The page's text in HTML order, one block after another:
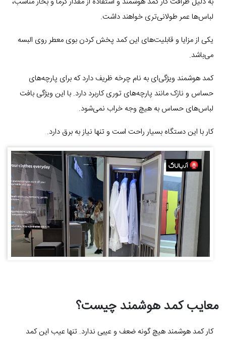
لباس‌ها عمر طولانی‌تری خواهند داشت.
یکی از مزایا و قابلیت‌های این کمد پخش کردن بوی معطر روی البسه
می‌باشد.
کمد هوشمند ویژگی‌ای به نام چرخه ظریف دارد که برای پارچه‌های
حساس و نازک مانند پارچه‌های توری کاربرد دارد. با این ویژگی بافت
لباس‌های حساس به هیچ وجه خراب نمی‌شود.
کار با این دستگاه بسیار راحت است و تنها نیاز به برق دارد.
معایب کمد هوشمند چیست؟
کار کمد هوشمند هیچ گونه ضعف و عیبی ندارد. تنها عیب این کمد